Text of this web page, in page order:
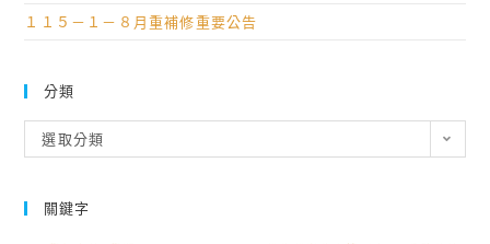
１１５－１－８月重補修重要公告
分類
類
選取分類
關鍵字